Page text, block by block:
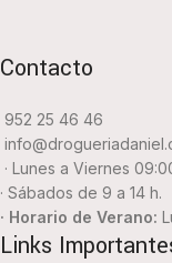
Contacto
952 25 46 46
· Lunes a Viernes
· Sábados de 9 a 14 h.
· Horario de Verano:
Links